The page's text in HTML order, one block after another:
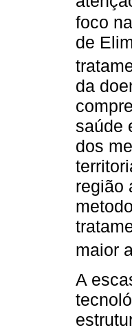
foco
de
da
saúde
dos
região
maior
A